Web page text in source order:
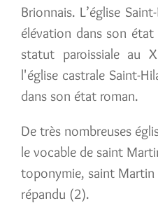
Brionnais. L’église
élévation dans son
statut paroissiale au
l'église castrale Saint-
dans son état roman.
De très nombreuses
le vocable de saint
toponymie, saint Martin
répandu (2).